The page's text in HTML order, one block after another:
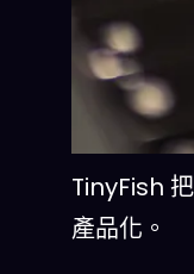
TinyFish
產品化。